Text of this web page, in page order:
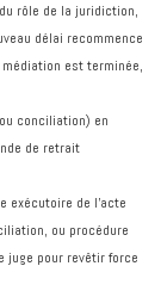
rôle de la juridiction,
délai recommence
est terminée,
conciliation) en
de retrait
exécutoire de l’acte
ou procédure
juge pour revêtir force